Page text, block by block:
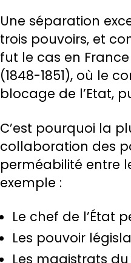
Une séparation
trois pouvoirs, et
fut le cas en
(1848-1851), où le
blocage de l’Etat,
C’est pourquoi la
collaboration des
perméabilité entre
exemple :
Le chef de l’État
Les pouvoir
Les magistrats